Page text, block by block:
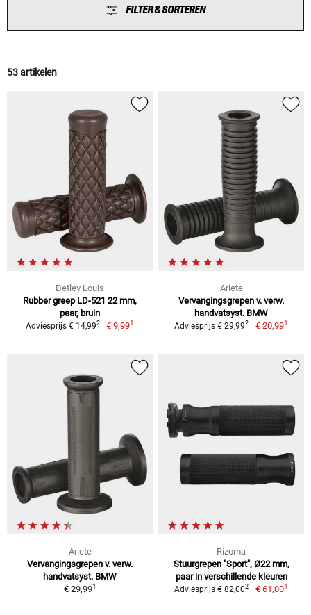
FILTER & SORTEREN
53 artikelen
Detlev Louis
Rubber greep LD-521 22 mm,
paar, bruin
Adviesprijs € 14,992 € 9,991
Ariete
Vervangingsgrepen v. verw.
handvatsyst. BMW
Adviesprijs € 29,992 € 20,991
Ariete
Vervangingsgrepen v. verw.
handvatsyst. BMW
€ 29,991
Rizoma
Stuurgrepen "Sport", Ø22 mm,
paar in verschillende kleuren
Adviesprijs € 82,002 € 61,001